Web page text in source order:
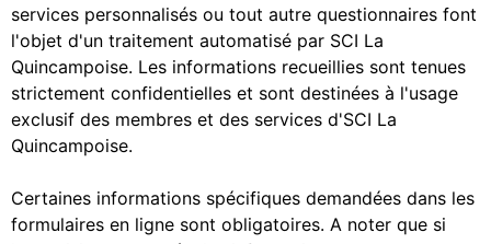
services personnalisés ou tout autre questionnaires font
l'objet d'un traitement automatisé par SCI La
Quincampoise. Les informations recueillies sont tenues
strictement confidentielles et sont destinées à l'usage
exclusif des membres et des services d'SCI La
Quincampoise.
Certaines informations spécifiques demandées dans les
formulaires en ligne sont obligatoires. A noter que si